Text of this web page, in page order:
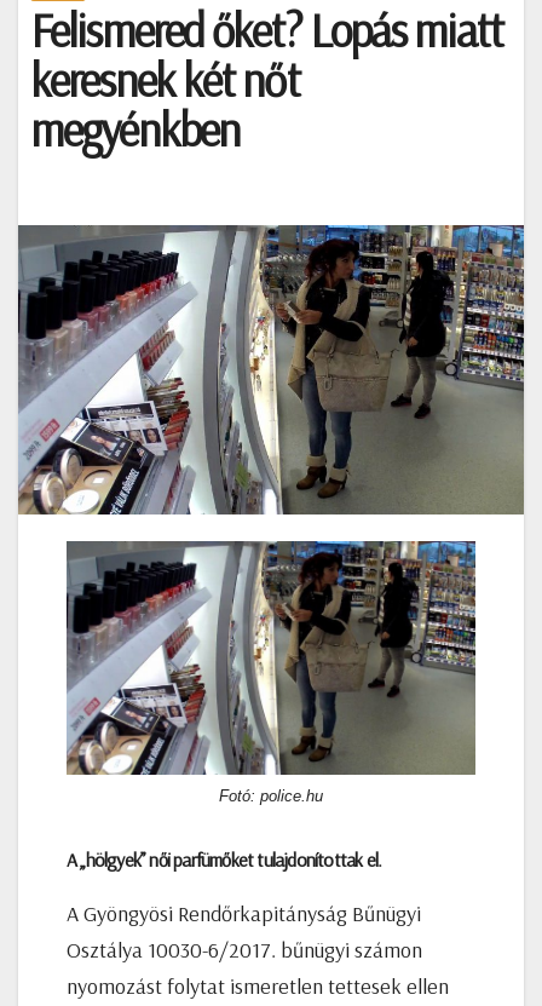
Felismered őket? Lopás miatt
keresnek két nőt
megyénkben
Fotó: police.hu
A „hölgyek” női parfümőket tulajdonítottak el.
A Gyöngyösi Rendőrkapitányság Bűnügyi
Osztálya 10030-6/2017. bűnügyi számon
nyomozást folytat ismeretlen tettesek ellen